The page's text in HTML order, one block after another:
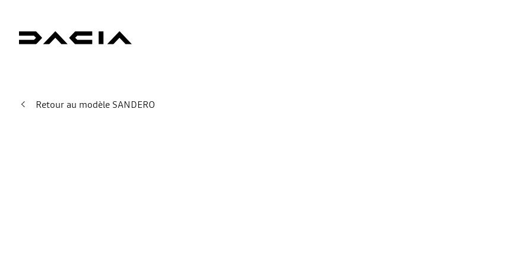
Retour au modèle SANDERO